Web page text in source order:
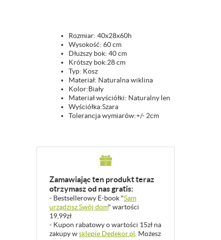
Rozmiar: 40x28x60h
Wysokość: 60 cm
Dłuższy bok: 40 cm
Krótszy bok:28 cm
Typ: Kosz
Materiał: Naturalna wiklina
Kolor:Biały
Materiał wyściółki: Naturalny len
Wyściółka:Szara
Tolerancja wymiarów:+/- 2cm
Zamawiając ten produkt teraz
otrzymasz od nas gratis:
- Bestsellerowy E-book "Sam
urządzisz Swój dom" wartości
19,99zł
- Kupon rabatowy o wartości 15zł na
zakupy wsklepie Dedekor.pl. Możesz